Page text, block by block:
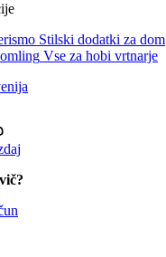
Stilski dodatki za dom
Vse za hobi vrtnarje